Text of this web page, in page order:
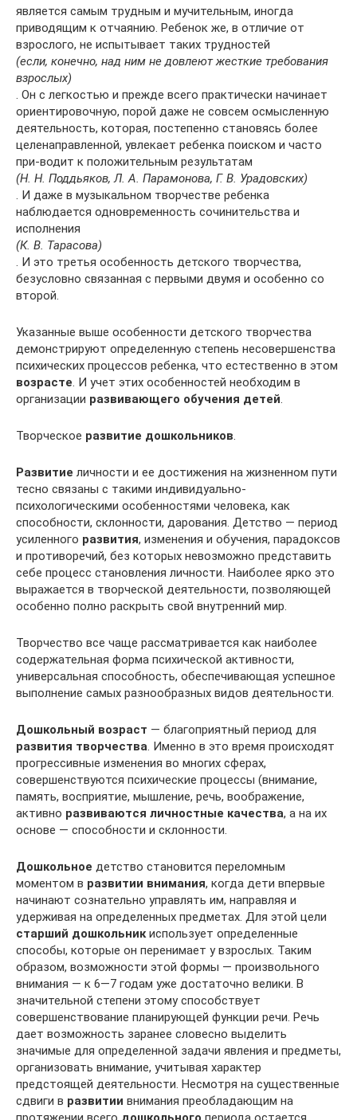
является самым трудным и мучительным, иногда
приводящим к отчаянию. Ребенок же, в отличие от
взрослого, не испытывает таких трудностей
(если, конечно, над ним не довлеют жесткие требования
взрослых)
. Он с легкостью и прежде всего практически начинает
ориентировочную, порой даже не совсем осмысленную
деятельность, которая, постепенно становясь более
целенаправленной, увлекает ребенка поиском и часто
при-водит к положительным результатам
(Н. Н. Поддьяков, Л. А. Парамонова, Г. В. Урадовских)
. И даже в музыкальном творчестве ребенка
наблюдается одновременность сочинительства и
исполнения
(К. В. Тарасова)
. И это третья особенность детского творчества,
безусловно связанная с первыми двумя и особенно со
второй.
Указанные выше особенности детского творчества
демонстрируют определенную степень несовершенства
психических процессов ребенка, что естественно в этом
возрасте. И учет этих особенностей необходим в
организации развивающего обучения детей.
Творческое развитие дошкольников.
Развитие личности и ее достижения на жизненном пути
тесно связаны с такими индивидуально-
психологическими особенностями человека, как
способности, склонности, дарования. Детство — период
усиленного развития, изменения и обучения, парадоксов
и противоречий, без которых невозможно представить
себе процесс становления личности. Наиболее ярко это
выражается в творческой деятельности, позволяющей
особенно полно раскрыть свой внутренний мир.
Творчество все чаще рассматривается как наиболее
содержательная форма психической активности,
универсальная способность, обеспечивающая успешное
выполнение самых разнообразных видов деятельности.
Дошкольный возраст — благоприятный период для
развития творчества. Именно в это время происходят
прогрессивные изменения во многих сферах,
совершенствуются психические процессы (внимание,
память, восприятие, мышление, речь, воображение,
активно развиваются личностные качества, а на их
основе — способности и склонности.
Дошкольное детство становится переломным
моментом в развитии внимания, когда дети впервые
начинают сознательно управлять им, направляя и
удерживая на определенных предметах. Для этой цели
старший дошкольникиспользует определенные
способы, которые он перенимает у взрослых. Таким
образом, возможности этой формы — произвольного
внимания — к 6—7 годам уже достаточно велики. В
значительной степени этому способствует
совершенствование планирующей функции речи. Речь
дает возможность заранее словесно выделить
значимые для определенной задачи явления и предметы,
организовать внимание, учитывая характер
предстоящей деятельности. Несмотря на существенные
сдвиги в развитии внимания преобладающим на